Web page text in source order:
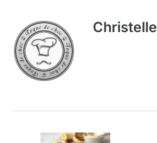
Christelle